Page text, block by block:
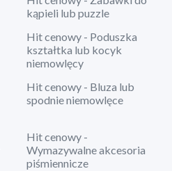
kąpieli lub puzzle
Hit cenowy - Poduszka
kształtka lub kocyk
niemowlęcy
Hit cenowy - Bluza lub
spodnie niemowlęce
Hit cenowy -
Wymazywalne akcesoria
piśmiennicze